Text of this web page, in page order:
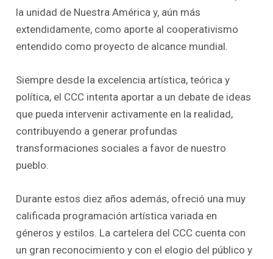
la unidad de Nuestra América y, aún más
extendidamente, como aporte al cooperativismo
entendido como proyecto de alcance mundial.
Siempre desde la excelencia artística, teórica y
política, el CCC intenta aportar a un debate de ideas
que pueda intervenir activamente en la realidad,
contribuyendo a generar profundas
transformaciones sociales a favor de nuestro
pueblo.
Durante estos diez años además, ofreció una muy
calificada programación artística variada en
géneros y estilos. La cartelera del CCC cuenta con
un gran reconocimiento y con el elogio del público y